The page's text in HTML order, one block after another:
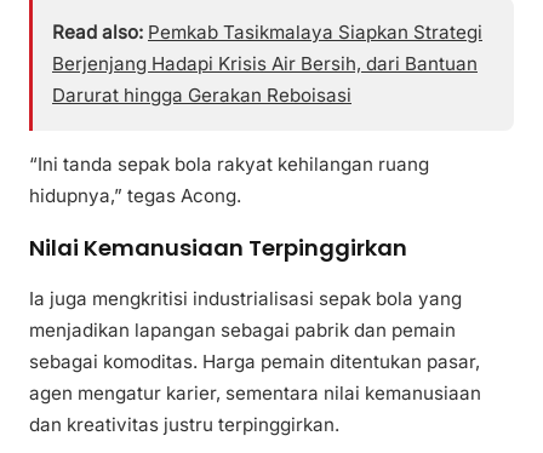
Read also: Pemkab Tasikmalaya Siapkan Strategi
Berjenjang Hadapi Krisis Air Bersih, dari Bantuan
Darurat hingga Gerakan Reboisasi
“Ini tanda sepak bola rakyat kehilangan ruang
hidupnya,” tegas Acong.
Nilai Kemanusiaan Terpinggirkan
Ia juga mengkritisi industrialisasi sepak bola yang
menjadikan lapangan sebagai pabrik dan pemain
sebagai komoditas. Harga pemain ditentukan pasar,
agen mengatur karier, sementara nilai kemanusiaan
dan kreativitas justru terpinggirkan.